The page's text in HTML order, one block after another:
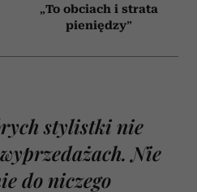
„To obciach i strata
pieniędzy”
stylistki nie
Nie
do niczego